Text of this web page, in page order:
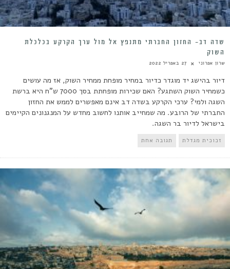
שדה דב- החזון החברתי מתנפץ אל מול ערך הקרקע בכלכלת
השוק
שרון אפרוני 27 באפריל 2022
דיור בהישג יד מוגדר כדיור במחיר מופחת ממחיר השוק, אז מה עושים
כשמחיר השוק השתגע? האם שכירות מופחתת בסך 7000 ש"ח היא ברשת
השגה ולמי? ערכי הקרקע בשדה דב אינם מאפשרים לממש את החזון
החברתי של הרובע. מה שמחייב אותנו לחשוב מחדש על המנגנונים הקיימים
בישראל לדיור בר השגה.
זכוכית מגדלת תגובה אחת